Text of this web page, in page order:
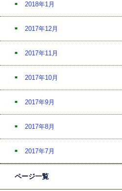
2018年1月
2017年12月
2017年11月
2017年10月
2017年9月
2017年8月
2017年7月
ページ一覧